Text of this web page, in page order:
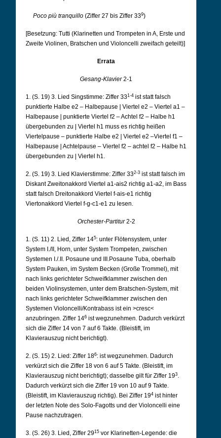
Poco più tranquillo (Ziffer 27 bis Ziffer 339)
[Besetzung: Tutti (Klarinetten und Trompeten in A, Erste und
Zweite Violinen, Bratschen und Violoncelli zweifach geteilt)]
Errata
Gesang-Klavier2-1
1. (S. 19) 3. Lied Singstimme: Ziffer 331-4 ist statt falsch
punktierte Halbe e2 – Halbepause | Viertel e2 – Viertel a1 –
Halbepause | punktierte Viertel f2 – Achtel f2 – Halbe h1
übergebunden zu | Viertel h1 muss es richtig heißen
Viertelpause – punktierte Halbe e2 | Viertel e2 –Viertel f1 –
Halbepause | Achtelpause – Viertel f2 – achtel f2 – Halbe h1
übergebunden zu | Viertel h1.
2. (S. 19) 3. Lied Klavierstimme: Ziffer 332-3 ist statt falsch im
Diskant Zweitonakkord Viertel a1-ais2 richtig a1-a2, im Bass
statt falsch Dreitonakkord Viertel f-ais-e1 richtig
Viertonakkord Viertel f-g-c1-e1 zu lesen.
Orchester-Partitur2-2
1. (S. 11) 2. Lied, Ziffer 145: unter Flötensystem, unter
System I./II, Horn, unter System Trompeten, zwischen
Systemen I./.II. Posaune und III.Posaune Tuba, oberhalb
System Pauken, im System Becken (Große Trommel), mit
nach links gerichteter Schweifklammer zwischen den
beiden Violinsystemen, unter dem Bratschen-System, mit
nach links gerichteter Schweifklammer zwischen den
Systemen Violoncelli/Kontrabass ist ein >cresc<
anzubringen. Ziffer 146 ist wegzunehmen. Dadurch verkürzt
sich die Ziffer 14 von 7 auf 6 Takte. (Bleistift, im
Klavierauszug nicht berichtigt).
2. (S. 15) 2. Lied: Ziffer 186: ist wegzunehmen. Dadurch
verkürzt sich die Ziffer 18 von 6 auf 5 Takte. (Bleistift, im
Klavierauszug nicht berichtigt); dasselbe gilt für Ziffer 193.
Dadurch verkürzt sich die Ziffer 19 von 10 auf 9 Takte.
(Bleistift, im Klavierauszug richtig). Bei Ziffer 194 ist hinter
der letzten Note des Solo-Fagotts und der Violoncelli eine
Pause nachzutragen.
3. (S. 26) 3. Lied, Ziffer 2915 vor Klarinetten-Legende: die